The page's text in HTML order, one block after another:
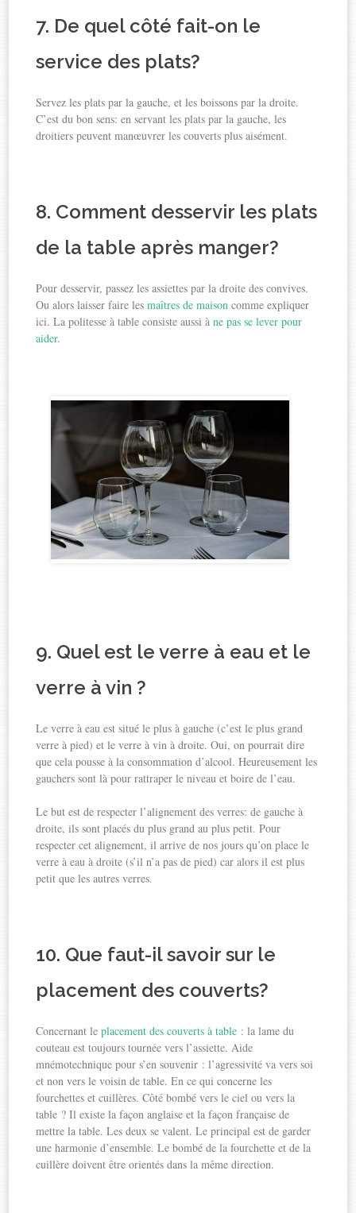
7. De quel côté fait-on le
service des plats?
Servez les plats par la gauche, et les boissons par la droite.
C’est du bon sens: en servant les plats par la gauche, les
droitiers peuvent manœuvrer les couverts plus aisément.
8. Comment desservir les plats
de la table après manger?
Pour desservir, passez les assiettes par la droite des convives.
Ou alors laisser faire lesmaîtres de maison comme expliquer
ici. La politesse à table consiste aussi àne pas se lever pour
aider.
9. Quel est le verre à eau et le
verre à vin ?
Le verre à eau est situé le plus à gauche (c’est le plus grand
verre à pied) et le verre à vin à droite. Oui, on pourrait dire
que cela pousse à la consommation d’alcool. Heureusement les
gauchers sont là pour rattraper le niveau et boire de l’eau.
Le but est de respecter l’alignement des verres: de gauche à
droite, ils sont placés du plus grand au plus petit. Pour
respecter cet alignement, il arrive de nos jours qu’on place le
verre à eau à droite (s’il n’a pas de pied) car alors il est plus
petit que les autres verres.
10. Que faut-il savoir sur le
placement des couverts?
Concernant leplacement des couverts à table : la lame du
couteau est toujours tournée vers l’assiette. Aide
mnémotechnique pour s’en souvenir : l’agressivité va vers soi
et non vers le voisin de table. En ce qui concerne les
fourchettes et cuillères. Côté bombé vers le ciel ou vers la
table ? Il existe la façon anglaise et la façon française de
mettre la table. Les deux se valent. Le principal est de garder
une harmonie d’ensemble. Le bombé de la fourchette et de la
cuillère doivent être orientés dans la même direction.